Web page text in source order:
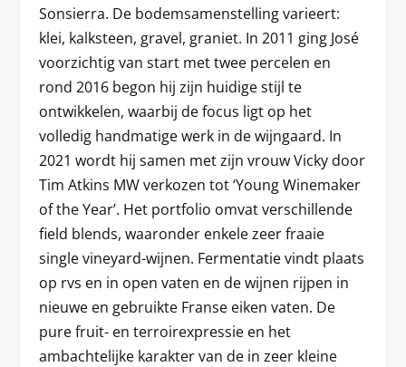
Sonsierra. De bodemsamenstelling varieert:
klei, kalksteen, gravel, graniet. In 2011 ging José
voorzichtig van start met twee percelen en
rond 2016 begon hij zijn huidige stijl te
ontwikkelen, waarbij de focus ligt op het
volledig handmatige werk in de wijngaard. In
2021 wordt hij samen met zijn vrouw Vicky door
Tim Atkins MW verkozen tot ‘Young Winemaker
of the Year’. Het portfolio omvat verschillende
field blends, waaronder enkele zeer fraaie
single vineyard-wijnen. Fermentatie vindt plaats
op rvs en in open vaten en de wijnen rijpen in
nieuwe en gebruikte Franse eiken vaten. De
pure fruit- en terroirexpressie en het
ambachtelijke karakter van de in zeer kleine